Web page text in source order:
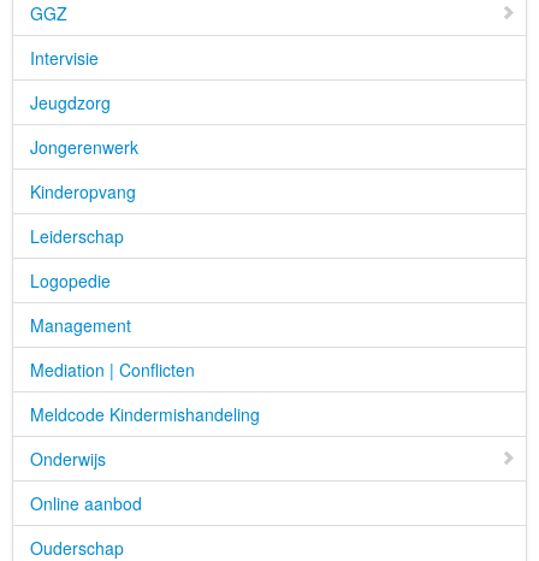
GGZ
Intervisie
Jeugdzorg
Jongerenwerk
Kinderopvang
Leiderschap
Logopedie
Management
Mediation | Conflicten
Meldcode Kindermishandeling
Onderwijs
Online aanbod
Ouderschap